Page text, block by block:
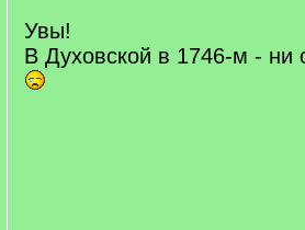
q
]
Увы!
В Духовской в 1746-м - ни